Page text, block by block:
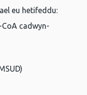
eu hetifeddu:
cadwyn-